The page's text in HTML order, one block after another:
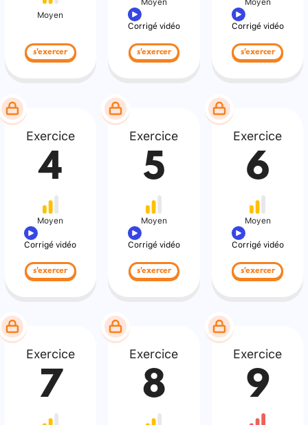
Moyen
s'exercer
Corrigé vidéo
s'exercer
Corrigé vidéo
s'exercer
Exercice
4
Moyen
Corrigé vidéo
s'exercer
Exercice
5
Moyen
Corrigé vidéo
s'exercer
Exercice
6
Moyen
Corrigé vidéo
s'exercer
Exercice
7
Exercice
8
Exercice
9